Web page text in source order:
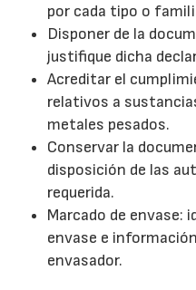
por cada tipo o
Disponer de la
justifique dicha
Acreditar el
relativos a
metales pesados.
Conservar la
disposición de las
requerida.
Marcado de envase:
envase e
envasador.